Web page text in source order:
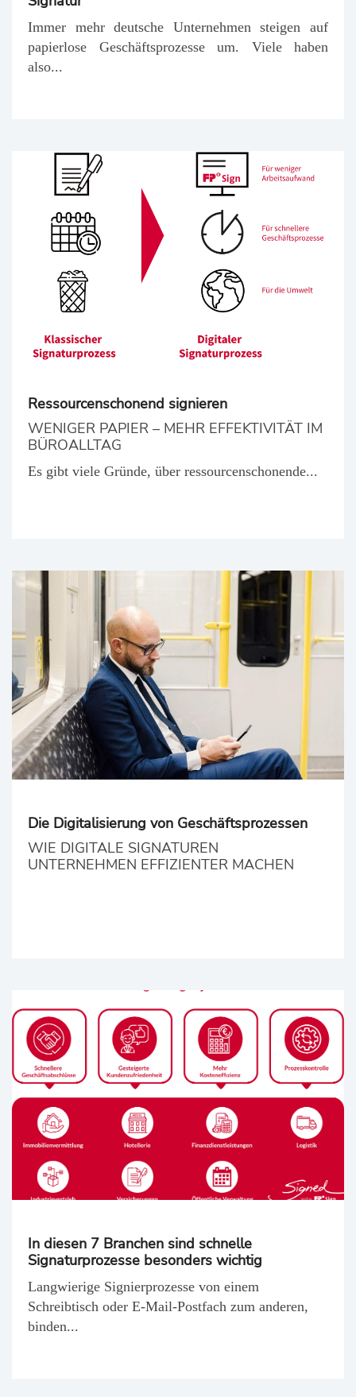
Immer mehr deutsche Unternehmen steigen auf
papierlose Geschäftsprozesse um. Viele haben
also...
Ressourcenschonend signieren
WENIGER PAPIER – MEHR EFFEKTIVITÄT IM
BÜROALLTAG
Es gibt viele Gründe, über ressourcenschonende...
Die Digitalisierung von Geschäftsprozessen
WIE DIGITALE SIGNATUREN
UNTERNEHMEN EFFIZIENTER MACHEN
In diesen 7 Branchen sind schnelle
Signaturprozesse besonders wichtig
Langwierige Signierprozesse von einem
Schreibtisch oder E-Mail-Postfach zum anderen,
binden...